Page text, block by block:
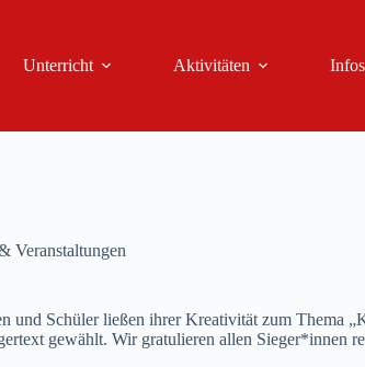
Unterricht Aktivitäten
Veranstaltungen
Schüler ließen ihrer Kreativität zum Thema
gewählt. Wir gratulieren allen Sieger*innen